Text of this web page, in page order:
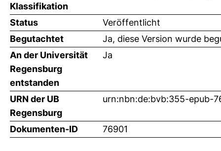
Klassifikation
Status
Veröffentlicht
Begutachtet
Ja, diese Version wurde
An der Universität
Regensburg
entstanden
Ja
URN der UB
Regensburg
urn:nbn:de:bvb:355-epub-
Dokumenten-ID 76901